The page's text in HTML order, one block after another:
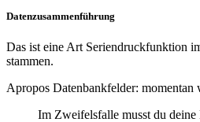
Datenzusammenführung
Das ist eine Art Seriendruckfunktion
stammen.
Apropos Datenbankfelder:
Im Zweifelsfalle musst du deine